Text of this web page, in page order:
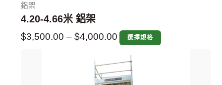
鋁架
4.20-4.66米 鋁架
$3,500.00 – $4,000.00 選擇規格